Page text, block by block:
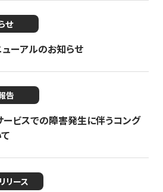
せ
ーアルのお知らせ
告
ービスでの障害発生に伴うコング
リース